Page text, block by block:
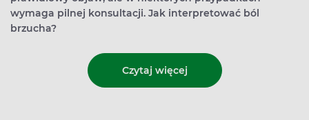
wymaga pilnej konsultacji. Jak interpretować ból
brzucha?
Czytaj więcej